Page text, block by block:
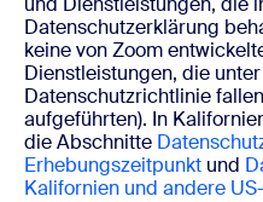
Datenschutzerklärung
keine von Zoom
Dienstleistungen, die
Datenschutzrichtlinie
aufgeführten). In
die Abschnitte
Erhebungszeitpunkt und
Kalifornien und andere